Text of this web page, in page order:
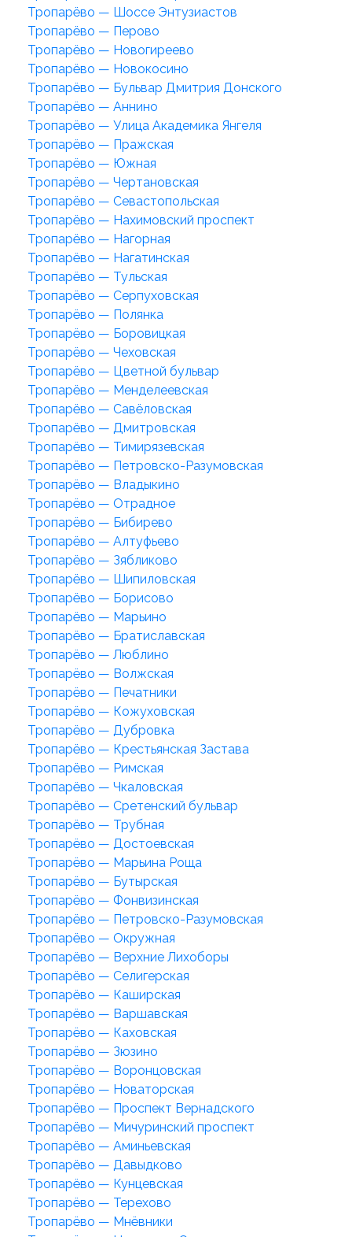
Тропарёво — Шоссе Энтузиастов
Тропарёво — Перово
Тропарёво — Новогиреево
Тропарёво — Новокосино
Тропарёво — Бульвар Дмитрия Донского
Тропарёво — Аннино
Тропарёво — Улица Академика Янгеля
Тропарёво — Пражская
Тропарёво — Южная
Тропарёво — Чертановская
Тропарёво — Севастопольская
Тропарёво — Нахимовский проспект
Тропарёво — Нагорная
Тропарёво — Нагатинская
Тропарёво — Тульская
Тропарёво — Серпуховская
Тропарёво — Полянка
Тропарёво — Боровицкая
Тропарёво — Чеховская
Тропарёво — Цветной бульвар
Тропарёво — Менделеевская
Тропарёво — Савёловская
Тропарёво — Дмитровская
Тропарёво — Тимирязевская
Тропарёво — Петровско-Разумовская
Тропарёво — Владыкино
Тропарёво — Отрадное
Тропарёво — Бибирево
Тропарёво — Алтуфьево
Тропарёво — Зябликово
Тропарёво — Шипиловская
Тропарёво — Борисово
Тропарёво — Марьино
Тропарёво — Братиславская
Тропарёво — Люблино
Тропарёво — Волжская
Тропарёво — Печатники
Тропарёво — Кожуховская
Тропарёво — Дубровка
Тропарёво — Крестьянская Застава
Тропарёво — Римская
Тропарёво — Чкаловская
Тропарёво — Сретенский бульвар
Тропарёво — Трубная
Тропарёво — Достоевская
Тропарёво — Марьина Роща
Тропарёво — Бутырская
Тропарёво — Фонвизинская
Тропарёво — Петровско-Разумовская
Тропарёво — Окружная
Тропарёво — Верхние Лихоборы
Тропарёво — Селигерская
Тропарёво — Каширская
Тропарёво — Варшавская
Тропарёво — Каховская
Тропарёво — Зюзино
Тропарёво — Воронцовская
Тропарёво — Новаторская
Тропарёво — Проспект Вернадского
Тропарёво — Мичуринский проспект
Тропарёво — Аминьевская
Тропарёво — Давыдково
Тропарёво — Кунцевская
Тропарёво — Терехово
Тропарёво — Мнёвники